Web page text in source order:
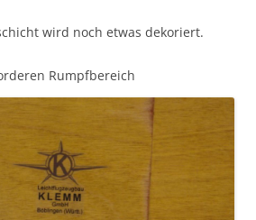
wird noch etwas dekoriert.
Rumpfbereich